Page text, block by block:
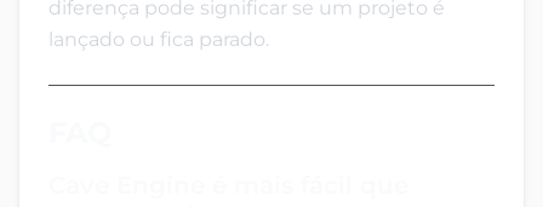
diferença pode significar se um projeto é
lançado ou fica parado.